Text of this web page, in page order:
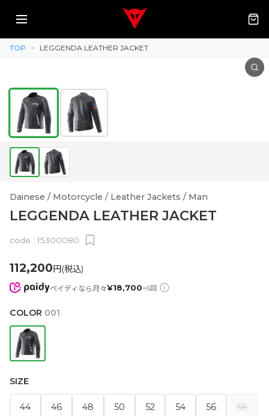
TOP > LEGGENDA LEATHER JACKET
Dainese / Motorcycle / Leather Jackets / Man
LEGGENDA LEATHER JACKET
code : 15300080
112,200円(税込)
ペイディなら月々¥18,700×6回
COLOR 001
SIZE
44 46 48 50 52 54 56 58